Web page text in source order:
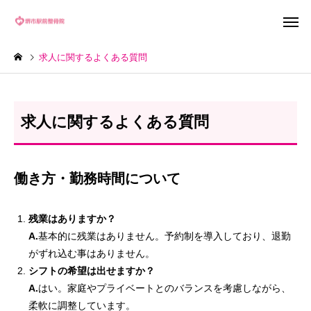
求人に関するよくある質問
求人に関するよくある質問
働き方・勤務時間について
残業はありますか？
A.基本的に残業はありません。予約制を導入しており、退勤
がずれ込む事はありません。
シフトの希望は出せますか？
A.はい。家庭やプライベートとのバランスを考慮しながら、
柔軟に調整しています。